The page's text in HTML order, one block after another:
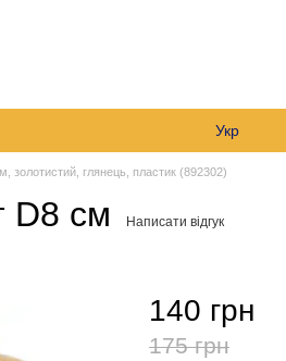
Укр
золотистий, глянець, пластик (892302)
D8 см Написати відгук
140 грн
175 грн